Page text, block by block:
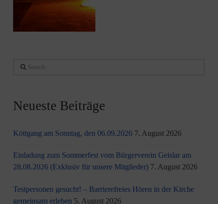
Search
Neueste Beiträge
Köttgang am Sonntag, den 06.09.2026 7. August 2026
Einladung zum Sommerfest vom Bürgerverein Geislar am
28.08.2026 (Exklusiv für unsere Mitglieder) 7. August 2026
Testpersonen gesucht! – Barrierefreies Hören in der Kirche
gemeinsam erleben 5. August 2026